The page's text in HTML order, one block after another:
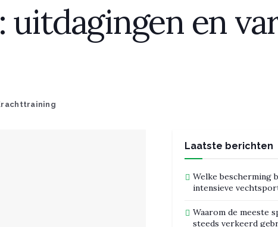
en
Laatste berichten
Welke bescherming
intensieve
Waarom de meeste
steeds verkeerd